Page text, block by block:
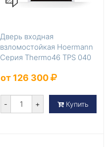
Дверь входная
взломостойкая Hoermann
Серия Thermo46 TPS 040
от 126 300
- + Купить